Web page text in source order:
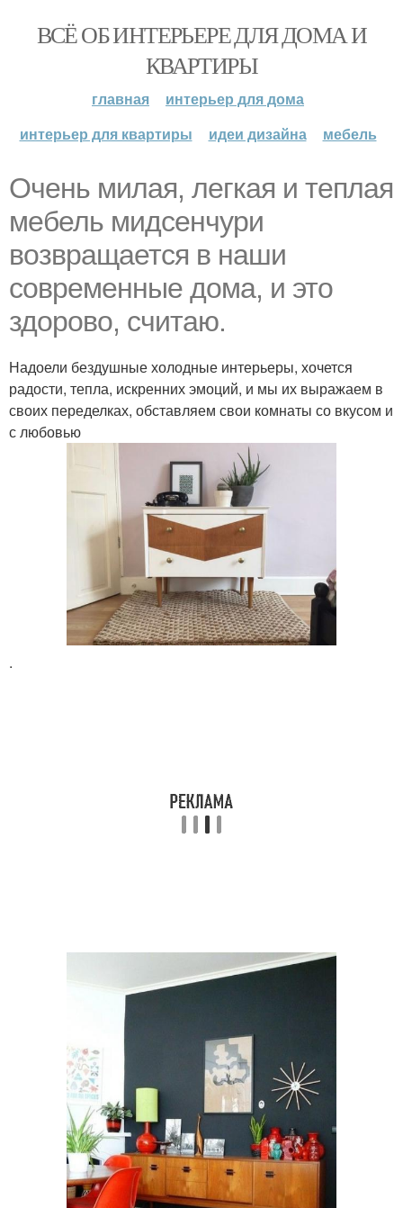
ВСЁ ОБ ИНТЕРЬЕРЕ ДЛЯ ДОМА И
КВАРТИРЫ
главная
интерьер для дома
интерьер для квартиры
идеи дизайна мебель
Очень милая, легкая и теплая
мебель мидсенчури
возвращается в наши
современные дома, и это
здорово, считаю.
Надоели бездушные холодные интерьеры, хочется
радости, тепла, искренних эмоций, и мы их выражаем в
своих переделках, обставляем свои комнаты со вкусом и
с любовью
.